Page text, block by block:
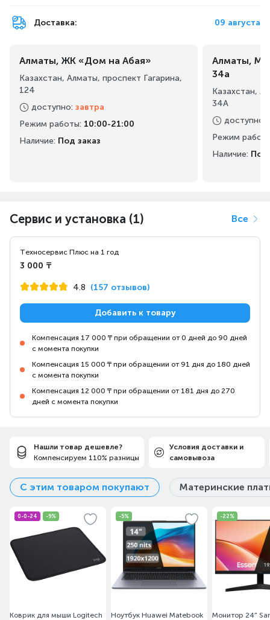
Доставка: 09 августа
Алматы, ЖК «Дом на Абая»
Казахстан, Алматы, проспект Гагарина,
124
доступно: завтра
Режим работы: 10:00-21:00
Наличие: Под заказ
Алматы,
34а
Казахстан,
34А
доступно
Режим
Наличие: Под
Сервис и установка (1) Все
Техносервис Плюс на 1 год
3 000 ₸
4.8 (157 отзывов)
Добавить к товару
Компенсация 17 000 ₸ при обращении от 0 дней до 90 дней
с момента покупки
Компенсация 15 000 ₸ при обращении от 91 дня до 180 дней
с момента покупки
Компенсация 12 000 ₸ при обращении от 181 дня до 270
дней с момента покупки
Нашли товар дешевле?
Компенсируем 110% разницы
Условия доставки и
самовывоза
С этим товаром покупают Материнские
0-0-24 -9%
Коврик для мыши Logitech
-5%
Ноутбук Huawei Matebook
-22%
Монитор 24"